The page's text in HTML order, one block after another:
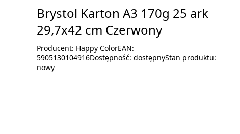
Brystol Karton A3 170g 25 ark
29,7x42 cm Czerwony
Producent: Happy ColorEAN:
5905130104916Dostępność: dostępnyStan produktu:
nowy